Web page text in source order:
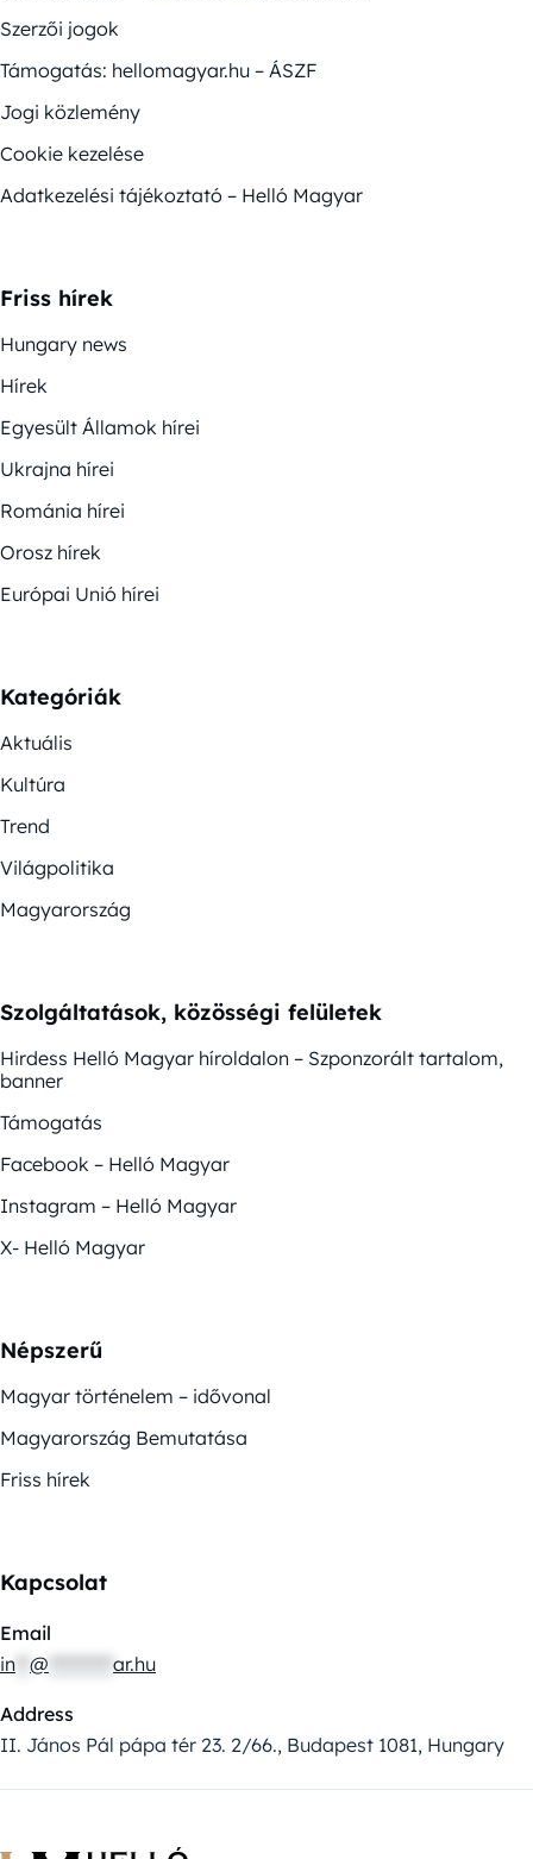
Szerzői jogok
Támogatás: hellomagyar.hu – ÁSZF
Jogi közlemény
Cookie kezelése
Adatkezelési tájékoztató – Helló Magyar
Friss hírek
Hungary news
Hírek
Egyesült Államok hírei
Ukrajna hírei
Románia hírei
Orosz hírek
Európai Unió hírei
Kategóriák
Aktuális
Kultúra
Trend
Világpolitika
Magyarország
Szolgáltatások, közösségi felületek
Hirdess Helló Magyar híroldalon – Szponzorált tartalom,
banner
Támogatás
Facebook – Helló Magyar
Instagram – Helló Magyar
X- Helló Magyar
Népszerű
Magyar történelem – idővonal
Magyarország Bemutatása
Friss hírek
Kapcsolat
Email
in @ ar.hu
Address
II. János Pál pápa tér 23. 2/66., Budapest 1081, Hungary